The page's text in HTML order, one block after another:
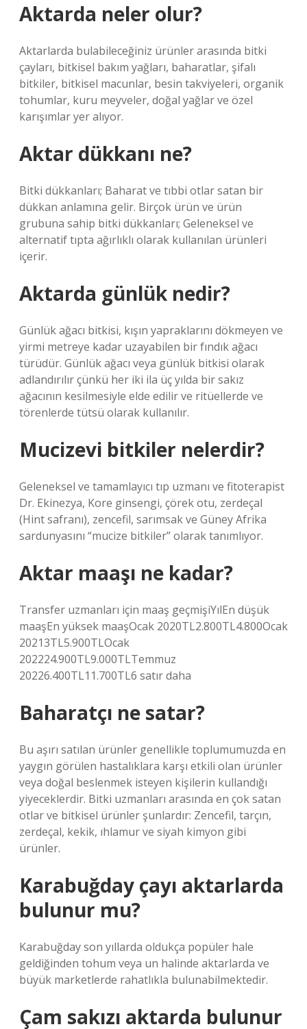
Aktarda neler olur?
Aktarlarda bulabileceğiniz ürünler arasında bitki
çayları, bitkisel bakım yağları, baharatlar, şifalı
bitkiler, bitkisel macunlar, besin takviyeleri, organik
tohumlar, kuru meyveler, doğal yağlar ve özel
karışımlar yer alıyor.
Aktar dükkanı ne?
Bitki dükkanları; Baharat ve tıbbi otlar satan bir
dükkan anlamına gelir. Birçok ürün ve ürün
grubuna sahip bitki dükkanları; Geleneksel ve
alternatif tıpta ağırlıklı olarak kullanılan ürünleri
içerir.
Aktarda günlük nedir?
Günlük ağacı bitkisi, kışın yapraklarını dökmeyen ve
yirmi metreye kadar uzayabilen bir fındık ağacı
türüdür. Günlük ağacı veya günlük bitkisi olarak
adlandırılır çünkü her iki ila üç yılda bir sakız
ağacının kesilmesiyle elde edilir ve ritüellerde ve
törenlerde tütsü olarak kullanılır.
Mucizevi bitkiler nelerdir?
Geleneksel ve tamamlayıcı tıp uzmanı ve fitoterapist
Dr. Ekinezya, Kore ginsengi, çörek otu, zerdeçal
(Hint safranı), zencefil, sarımsak ve Güney Afrika
sardunyasını “mucize bitkiler” olarak tanımlıyor.
Aktar maaşı ne kadar?
Transfer uzmanları için maaş geçmişiYılEn düşük
maaşEn yüksek maaşOcak 2020TL2.800TL4.800Ocak
20213TL5.900TLOcak
202224.900TL9.000TLTemmuz
20226.400TL11.700TL6 satır daha
Baharatçı ne satar?
Bu aşırı satılan ürünler genellikle toplumumuzda en
yaygın görülen hastalıklara karşı etkili olan ürünler
veya doğal beslenmek isteyen kişilerin kullandığı
yiyeceklerdir. Bitki uzmanları arasında en çok satan
otlar ve bitkisel ürünler şunlardır: Zencefil, tarçın,
zerdeçal, kekik, ıhlamur ve siyah kimyon gibi
ürünler.
Karabuğday çayı aktarlarda
bulunur mu?
Karabuğday son yıllarda oldukça popüler hale
geldiğinden tohum veya un halinde aktarlarda ve
büyük marketlerde rahatlıkla bulunabilmektedir.
Çam sakızı aktarda bulunur